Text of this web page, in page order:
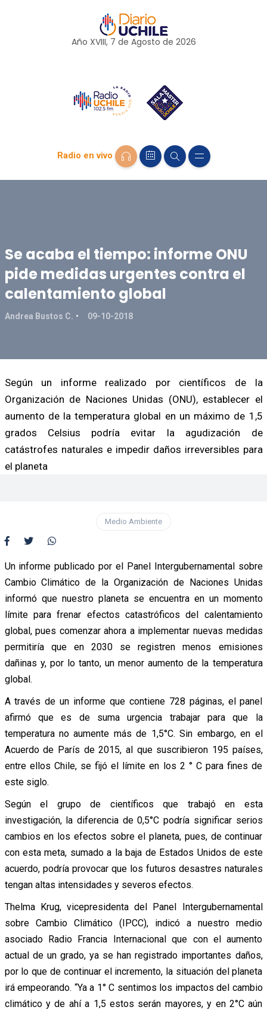
Año XVIII, 7 de Agosto de 2026
Radio en vivo
Se acaba el tiempo: informe ONU
pide medidas urgentes contra el
calentamiento global
Andrea Bustos C. 09-10-2018
Según un informe realizado por científicos de la
Organización de Naciones Unidas (ONU), establecer el
aumento de la temperatura global en un máximo de 1,5
grados Celsius podría evitar la agudización de
catástrofes naturales e impedir daños irreversibles para
el planeta
Medio Ambiente
Un informe publicado por el Panel Intergubernamental sobre
Cambio Climático de la Organización de Naciones Unidas
informó que nuestro planeta se encuentra en un momento
límite para frenar efectos catastróficos del calentamiento
global, pues comenzar ahora a implementar nuevas medidas
permitiría que en 2030 se registren menos emisiones
dañinas y, por lo tanto, un menor aumento de la temperatura
global.
A través de un informe que contiene 728 páginas, el panel
afirmó que es de suma urgencia trabajar para que la
temperatura no aumente más de 1,5°C. Sin embargo, en el
Acuerdo de París de 2015, al que suscribieron 195 países,
entre ellos Chile, se fijó el límite en los 2 ° C para fines de
este siglo.
Según el grupo de científicos que trabajó en esta
investigación, la diferencia de 0,5°C podría significar serios
cambios en los efectos sobre el planeta, pues, de continuar
con esta meta, sumado a la baja de Estados Unidos de este
acuerdo, podría provocar que los futuros desastres naturales
tengan altas intensidades y severos efectos.
Thelma Krug, vicepresidenta del Panel Intergubernamental
sobre Cambio Climático (IPCC), indicó a nuestro medio
asociado Radio Francia Internacional que con el aumento
actual de un grado, ya se han registrado importantes daños,
por lo que de continuar el incremento, la situación del planeta
irá empeorando. “Ya a 1° C sentimos los impactos del cambio
climático y de ahí a 1,5 estos serán mayores, y en 2°C aún